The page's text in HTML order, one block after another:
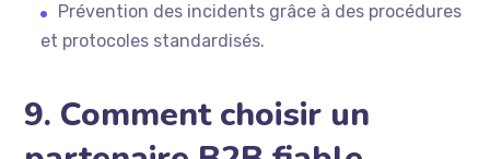
Prévention des incidents grâce à des procédures
et protocoles standardisés.
9. Comment choisir un